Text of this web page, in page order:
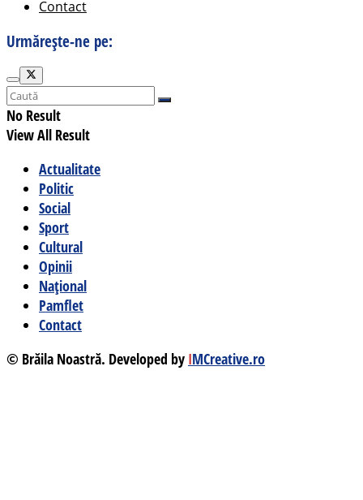
Contact
Urmărește-ne pe:
No Result
View All Result
Actualitate
Politic
Social
Sport
Cultural
Opinii
Național
Pamflet
Contact
© Brăila Noastră. Developed by IMCreative.ro